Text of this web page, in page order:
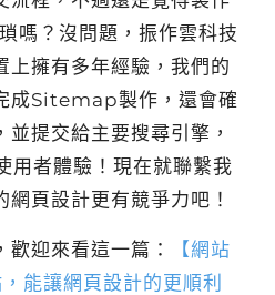
嗎？沒問題，振作雲科技
上擁有多年經驗，我們的
成Sitemap製作，還會確
提交給主要搜尋引擎，
用者體驗！現在就聯繫我
頁設計更有競爭力吧！
迎來看這一篇：
【網站
能讓網頁設計的更順利